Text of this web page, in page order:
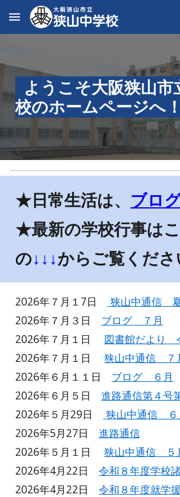
Skip to main content
ようこそ大阪狭山市
校のホームページへ！
★日常生活は、 ブロ
★最新の学校行事は
の↓↓↓からご覧くだ
2026年７月１7日 狭山中通信
2026年７ 月 ３ 日 ブログ ７ 月
2026年７月１日
図書館だより
2026年７ 月 １ 日 狭山中通信 ７
2026年６ 月 １１ 日 ブログ ６ 月
2026年６月５日進路通信第４号
2026年５月29日 狭山中通信 ６
2026年5月27日進路通信
2026年５ 月１日 狭山中通信 ５
2026年4月22日令和８年度学校
2026年4月22日令和８年度就学